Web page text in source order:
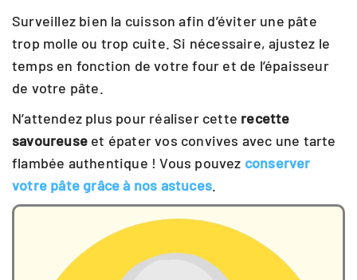
Surveillez bien la cuisson afin d’éviter une pâte
trop molle ou trop cuite. Si nécessaire, ajustez le
temps en fonction de votre four et de l’épaisseur
de votre pâte.
N’attendez plus pour réaliser cette recette
savoureuse et épater vos convives avec une tarte
flambée authentique ! Vous pouvez conserver
votre pâte grâce à nos astuces.